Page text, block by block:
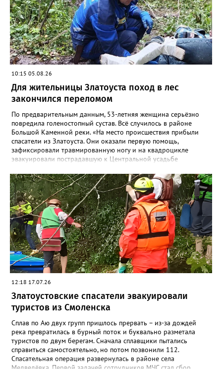
10:15 05.08.26
Для жительницы Златоуста поход в лес
закончился переломом
По предварительным данным, 53-летняя женщина серьёзно
повредила голеностопный сустав. Всё случилось в районе
Большой Каменной реки. «На место происшествия прибыли
спасатели из Златоуста. Они оказали первую помощь,
зафиксировали травмированную ногу и на квадроцикле
эвакуировали пострадавшую к Центральной усадьбе
помощи», - сообщили в областной поисково-спасательной
службе. Сотрудники МЧС вновь напомнили: поход в лес и в
горы требует серьёзной подготовки и правильно
подобранного снаряжения. Например, не стоит надевать обувь
с гладкой подошвой, тем более что сейчас тропы Таганая
мокрые и грязные после недавних обильных дождей.
12:18 17.07.26
Златоустовские спасатели эвакуировали
туристов из Смоленска
Сплав по Аю двух групп пришлось прервать – из-за дождей
река превратилась в бурный поток и буквально разметала
туристов по двум берегам. Сначала сплавщики пытались
справиться самостоятельно, но потом позвонили 112.
Спасательная операция развернулась в районе села